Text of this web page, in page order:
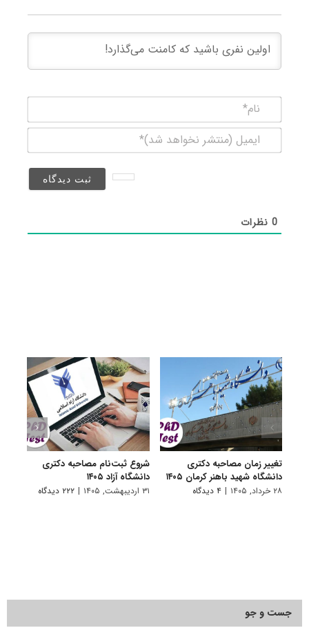
(منتشر
0نظرات
تغییر زمان مصاحبه دکتری
دانشگاه شهید باهنر کرمان ۱۴۰۵
۲۸ خرداد, ۱۴۰۵ | ۴ دیدگاه
شروع ثبت‌نام مصاحبه دکتری
دانشگاه آزاد ۱۴۰۵
۳۱ اردیبهشت, ۱۴۰۵ | ۲۲۲ دیدگاه
جست و جو